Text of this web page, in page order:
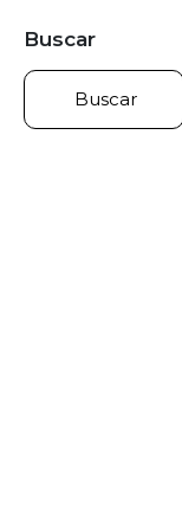
Buscar